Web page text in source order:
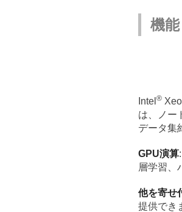
機能
Intel ®
は、ノー
データ集
GPU演算
層学習、
他を寄せ
提供でき